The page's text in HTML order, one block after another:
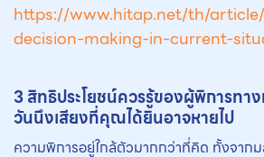
https://www.hitap.net/th/
decision-making-in-current-
3 สิทธิประโยชน์ควรรู้ของผู้พิการทา
วันนึงเสียงที่คุณได้ยินอาจหายไป
ความพิการอยู่ใกล้ตัวมากกว่าที่คิด ทั้งจากม